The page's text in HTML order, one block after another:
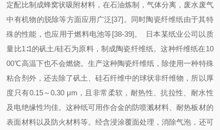
定配比制成蜂窝状吸附材料，在石油炼制，气体分离，废水废气
中有机物的脱除等方面应用广泛[37]。同时陶瓷纤维纸由于其特
殊的性能，也应用于燃料电池等[38-39]。 日本某纸业公司以质
量比1∶1的矾土/硅石为原料，制成陶瓷纤维纸。这种纤维纸在10
00℃高温下也不会燃烧。生产这种陶瓷纤维纸，除使用一种特殊
粘合剂外，还去除了矾土、硅石纤维中的球状非纤维物，所以厚
度只有0.15～0.30 μm，且非常柔软，耐热性、抗拉性、耐水性
及电绝缘性均佳。这种纸可用作合金的防喷溅材料、耐热板材的
表面材料以及防火材料等。经含浸涂覆面处理，消除气泡，还可